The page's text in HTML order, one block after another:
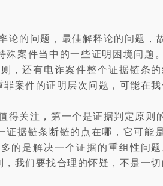
的问题，最佳解释论的问题
案件当中的一些证明困境问题
，还有电诈案件整个证据链条
案件的证明层次问题，可能在
关注，第一个是证据判定原
据链条断链的点在哪，它可能
的是解决一个证据的重组性问
我们要找合理的怀疑，不是一